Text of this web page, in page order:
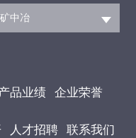
中冶
品业绩 企业荣誉
人才招聘 联系我们